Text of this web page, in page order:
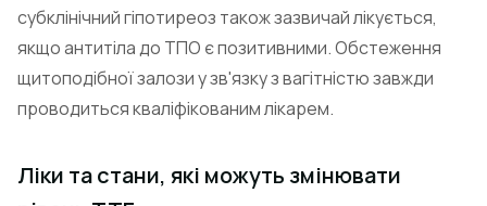
субклінічний гіпотиреоз також зазвичай лікується,
якщо антитіла до ТПО є позитивними. Обстеження
щитоподібної залози у зв'язку з вагітністю завжди
проводиться кваліфікованим лікарем.
Ліки та стани, які можуть змінювати